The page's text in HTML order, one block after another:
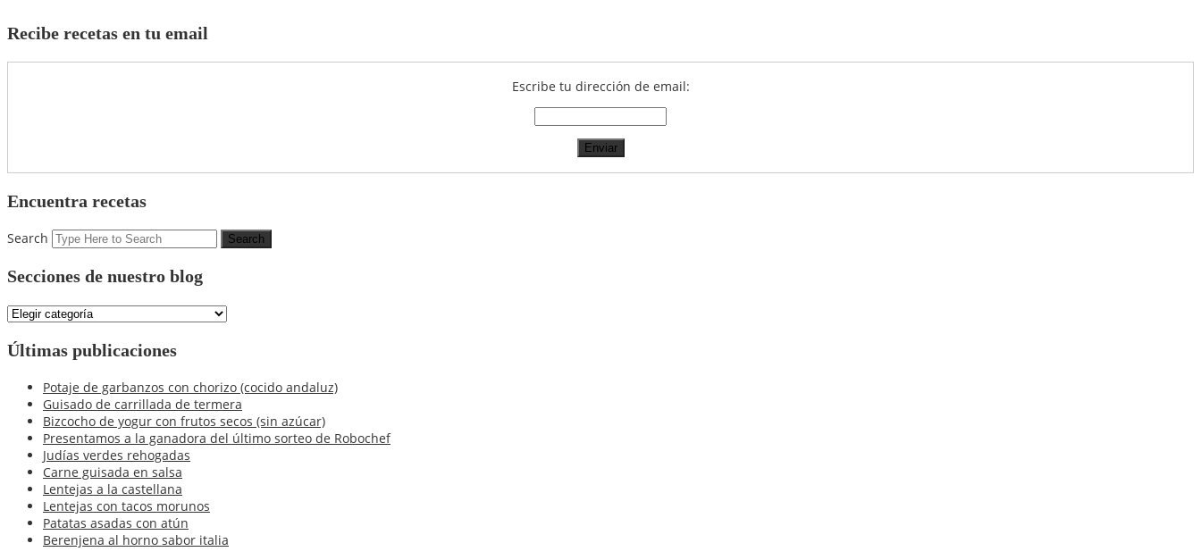
Recibe recetas en tu email
Escribe tu dirección de email:
Encuentra recetas
Search
Secciones de nuestro blog
Secciones
nuestro
Últimas publicaciones
Potaje de garbanzos con chorizo (cocido andaluz)
Guisado de carrillada de termera
Bizcocho de yogur con frutos secos (sin azúcar)
Presentamos a la ganadora del último sorteo de Robochef
Judías verdes rehogadas
Carne guisada en salsa
Lentejas a la castellana
Lentejas con tacos morunos
Patatas asadas con atún
Berenjena al horno sabor italia